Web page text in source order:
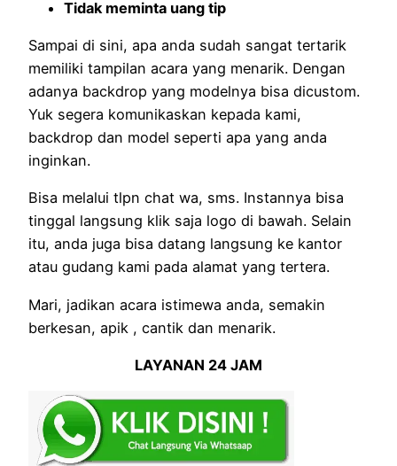
Tidak meminta uang tip
Sampai di sini, apa anda sudah sangat tertarik
memiliki tampilan acara yang menarik. Dengan
adanya backdrop yang modelnya bisa dicustom.
Yuk segera komunikaskan kepada kami,
backdrop dan model seperti apa yang anda
inginkan.
Bisa melalui tlpn chat wa, sms. Instannya bisa
tinggal langsung klik saja logo di bawah. Selain
itu, anda juga bisa datang langsung ke kantor
atau gudang kami pada alamat yang tertera.
Mari, jadikan acara istimewa anda, semakin
berkesan, apik , cantik dan menarik.
LAYANAN 24 JAM